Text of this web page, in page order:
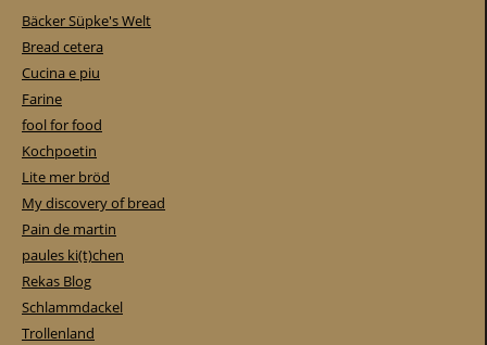
Bäcker Süpke's Welt
Bread cetera
Cucina e piu
Farine
fool for food
Kochpoetin
Lite mer bröd
My discovery of bread
Pain de martin
paules ki(t)chen
Rekas Blog
Schlammdackel
Trollenland